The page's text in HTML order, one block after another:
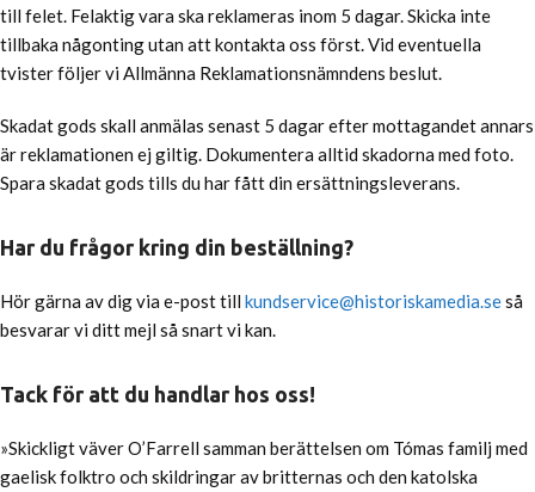
till felet. Felaktig vara ska reklameras inom 5 dagar. Skicka inte
tillbaka någonting utan att kontakta oss först. Vid eventuella
tvister följer vi Allmänna Reklamationsnämndens beslut.
Skadat gods skall anmälas senast 5 dagar efter mottagandet annars
är reklamationen ej giltig. Dokumentera alltid skadorna med foto.
Spara skadat gods tills du har fått din ersättningsleverans.
Har du frågor kring din beställning?
Hör gärna av dig via e-post till kundservice@historiskamedia.seså
besvarar vi ditt mejl så snart vi kan.
Tack för att du handlar hos oss!
»Skickligt väver O’Farrell samman berättelsen om Tómas familj med
gaelisk folktro och skildringar av britternas och den katolska